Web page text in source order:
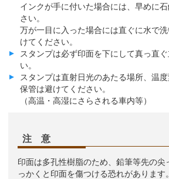
インクが手に付いた場合には、早めに
さい。
万が一目に入った場合には直ぐに水で
けてください。
スタンプは必ず印面を下にして真っ直
い。
スタンプは直射日光のあたる場所、温
保管は避けてください。
（高温・高湿にさらされる車内等）
注 意
印面は多孔性樹脂のため、鉛筆等先の尖
っかくと印面を傷つける恐れがあります。